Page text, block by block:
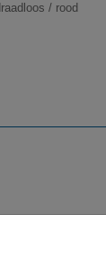
/ rood